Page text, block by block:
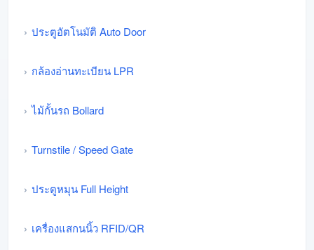
ประตูอัตโนมัติ Auto Door
กล้องอ่านทะเบียน LPR
ไม้กั้นรถ Bollard
Turnstile / Speed Gate
ประตูหมุน Full Height
เครื่องแสกนนิ้ว RFID/QR